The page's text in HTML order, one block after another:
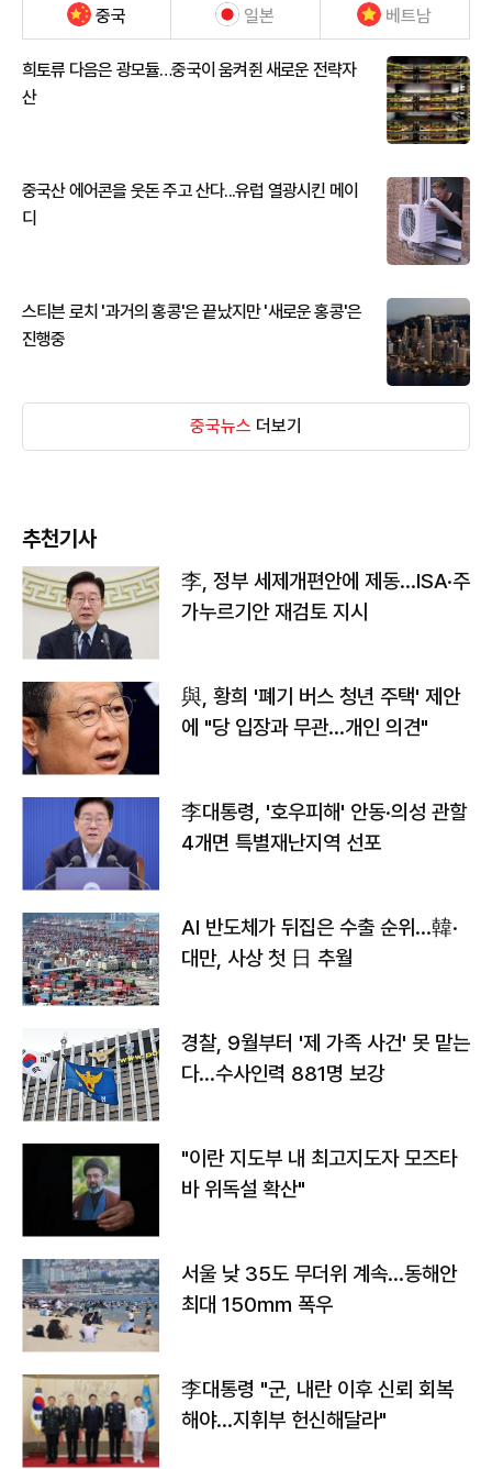
중국 일본 베트남
희토류 다음은 광모듈…중국이 움켜쥔 새로운 전략자
산
중국산 에어콘을 웃돈 주고 산다...유럽 열광시킨 메이
디
스티븐 로치 '과거의 홍콩'은 끝났지만 '새로운 홍콩'은
진행중
중국뉴스 더보기
추천기사
李, 정부 세제개편안에 제동…ISA·주
가누르기안 재검토 지시
與, 황희 '폐기 버스 청년 주택' 제안
에 "당 입장과 무관…개인 의견"
李대통령, '호우피해' 안동·의성 관할
4개면 특별재난지역 선포
AI 반도체가 뒤집은 수출 순위…韓·
대만, 사상 첫 日 추월
경찰, 9월부터 '제 가족 사건' 못 맡는
다…수사인력 881명 보강
"이란 지도부 내 최고지도자 모즈타
바 위독설 확산"
서울 낮 35도 무더위 계속…동해안
최대 150㎜ 폭우
李대통령 "군, 내란 이후 신뢰 회복
해야…지휘부 헌신해달라"